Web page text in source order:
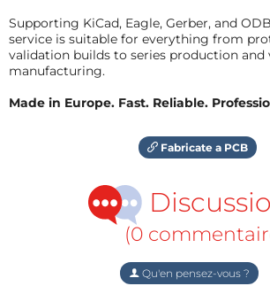
Supporting KiCad, Eagle, Gerber, and
service is suitable for everything from
validation builds to series production and
manufacturing.
Made in Europe. Fast. Reliable.
Fabricate a PCB
(0
Qu'en pensez-vous ?